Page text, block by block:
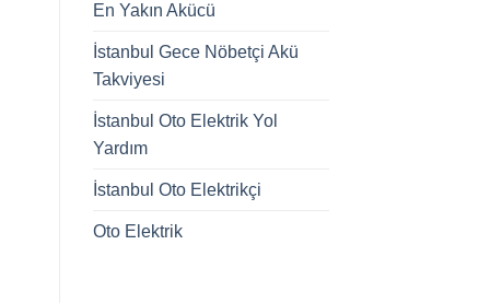
En Yakın Akücü
İstanbul Gece Nöbetçi Akü
Takviyesi
İstanbul Oto Elektrik Yol
Yardım
İstanbul Oto Elektrikçi
Oto Elektrik